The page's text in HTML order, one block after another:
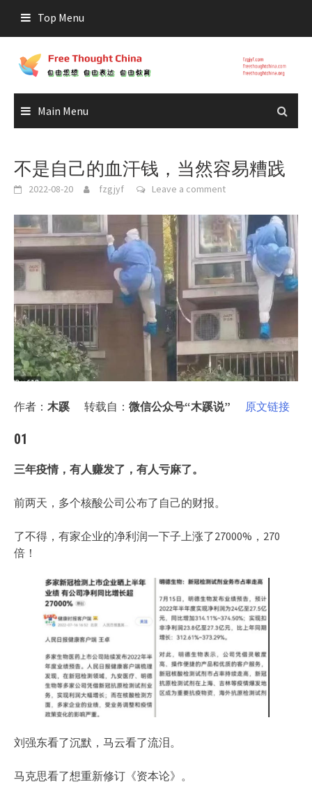
content
Top Menu
Main Menu
不是自己的血汗钱，当然容易糟践
2022-08-20 fzgjyf Leave a comment
作者： 木蹊 转载自： 微信公众号“木蹊说” 原文链接
01
三年疫情，有人赚发了，有人亏麻了。
前两天，多个核酸公司公布了自己的财报。
了不得，有家企业的净利润一下子上涨了27000%，270
倍！
刘强东看了沉默，马云看了流泪。
马克思看了想重新修订《资本论》。